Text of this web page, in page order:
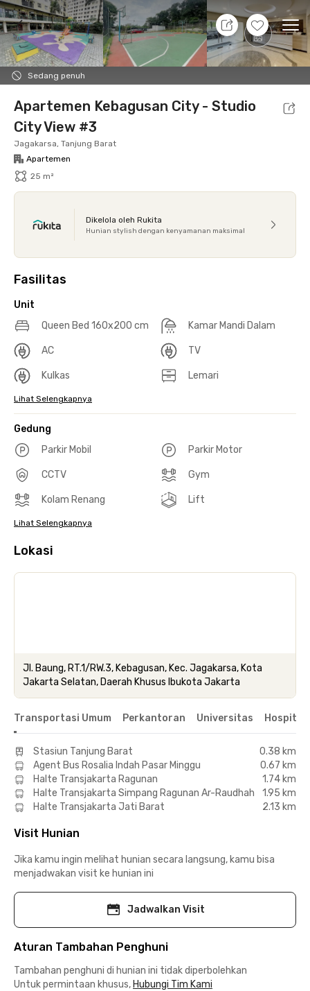
+12
Sedang penuh
7 Agt 26 - Belum tahu
Foto Fasilitas bersama Lokasi Aturan
Apartemen Kebagusan City - Studio
City View #3
Jagakarsa, Tanjung Barat
Apartemen
25 m²
Dikelola oleh Rukita
Hunian stylish dengan kenyamanan maksimal
Fasilitas
Unit
Queen Bed 160x200 cm
Kamar Mandi Dalam
AC TV
Kulkas Lemari
Lihat Selengkapnya
Gedung
Parkir Mobil
Parkir Motor
CCTV Gym
Kolam Renang Lift
Lihat Selengkapnya
Lokasi
Jl. Baung, RT.1/RW.3, Kebagusan, Kec. Jagakarsa, Kota
Jakarta Selatan, Daerah Khusus Ibukota Jakarta
Transportasi Umum Perkantoran Universitas Hospital
Stasiun Tanjung Barat
0.38 km
Agent Bus Rosalia Indah Pasar Minggu
0.67 km
Halte Transjakarta Ragunan
1.74 km
Halte Transjakarta Simpang Ragunan Ar-Raudhah
1.95 km
Halte Transjakarta Jati Barat
2.13 km
Visit Hunian
Jika kamu ingin melihat hunian secara langsung, kamu bisa
menjadwakan visit ke hunian ini
Jadwalkan Visit
Aturan Tambahan Penghuni
Tambahan penghuni di hunian ini tidak diperbolehkan
Untuk permintaan khusus, Hubungi Tim Kami